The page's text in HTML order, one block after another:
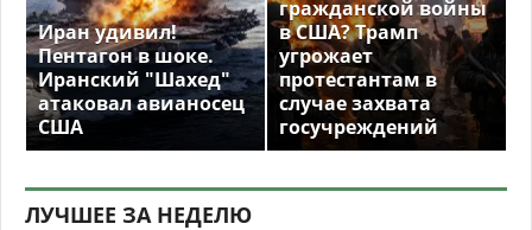
Иран удивил!
Пентагон в шоке.
Иранский "Шахед"
атаковал авианосец
США
гражданской войны
в США? Трамп
угрожает
протестантам в
случае захвата
госучреждений
ЛУЧШЕЕ ЗА НЕДЕЛЮ